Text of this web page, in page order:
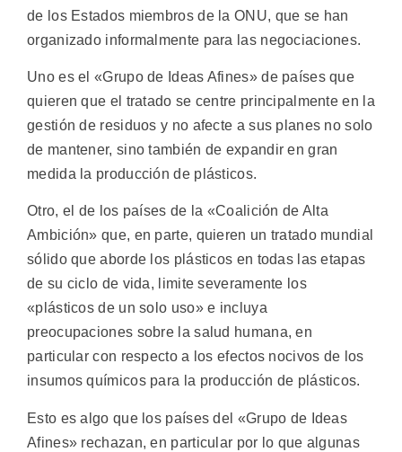
de los Estados miembros de la ONU, que se han
organizado informalmente para las negociaciones.
Uno es el «Grupo de Ideas Afines» de países que
quieren que el tratado se centre principalmente en la
gestión de residuos y no afecte a sus planes no solo
de mantener, sino también de expandir en gran
medida la producción de plásticos.
Otro, el de los países de la «Coalición de Alta
Ambición» que, en parte, quieren un tratado mundial
sólido que aborde los plásticos en todas las etapas
de su ciclo de vida, limite severamente los
«plásticos de un solo uso» e incluya
preocupaciones sobre la salud humana, en
particular con respecto a los efectos nocivos de los
insumos químicos para la producción de plásticos.
Esto es algo que los países del «Grupo de Ideas
Afines» rechazan, en particular por lo que algunas